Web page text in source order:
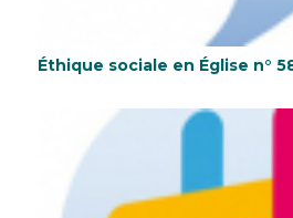
Éthique sociale en Église n°